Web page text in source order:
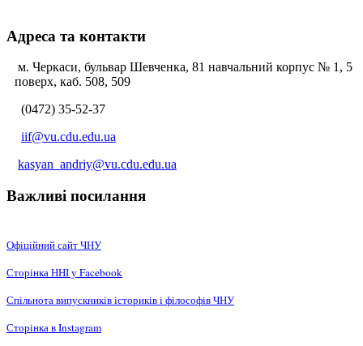
Адреса та контакти
м. Черкаси, бульвар Шевченка, 81 навчальний корпус № 1, 5
поверх, каб. 508, 509
(0472) 35-52-37
iif@vu.cdu.edu.ua
kasyan_andriy@vu.cdu.edu.ua
Важливі посилання
Офіційний сайт ЧНУ
Сторінка ННІ у Facebook
Спільнота випускників істориків і філософів ЧНУ
Сторінка в Instagram